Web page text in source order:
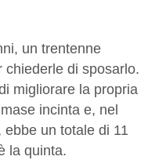
un trentenne
chiederle di sposarlo.
migliorare la propria
incinta e, nel
un totale di 11
la quinta.